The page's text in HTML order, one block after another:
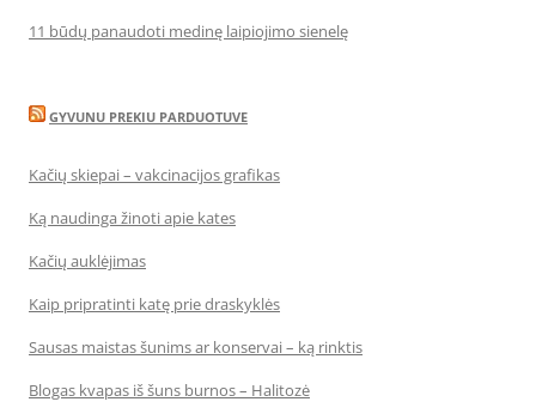
11 būdų panaudoti medinę laipiojimo sienelę
GYVUNU PREKIU PARDUOTUVE
Kačių skiepai – vakcinacijos grafikas
Ką naudinga žinoti apie kates
Kačių auklėjimas
Kaip pripratinti katę prie draskyklės
Sausas maistas šunims ar konservai – ką rinktis
Blogas kvapas iš šuns burnos – Halitozė